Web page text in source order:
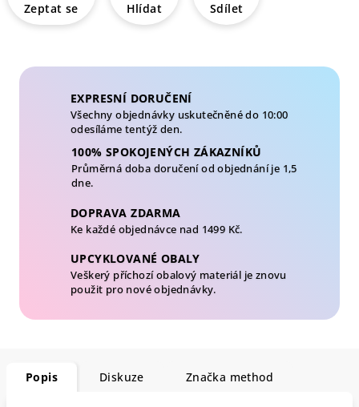
Zeptat se Hlídat Sdílet
EXPRESNÍ DORUČENÍ
Všechny objednávky uskutečněné do 10:00
odesíláme tentýž den.
100% SPOKOJENÝCH ZÁKAZNÍKŮ
Průměrná doba doručení od objednání je 1,5
dne.
DOPRAVA ZDARMA
Ke každé objednávce nad 1499 Kč.
UPCYKLOVANÉ OBALY
Veškerý příchozí obalový materiál je znovu
použit pro nové objednávky.
Popis Diskuze Značka method